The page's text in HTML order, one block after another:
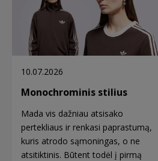
10.07.2026
Monochrominis stilius
Mada vis dažniau atsisako
pertekliaus ir renkasi paprastumą,
kuris atrodo sąmoningas, o ne
atsitiktinis. Būtent todėl į pirmą